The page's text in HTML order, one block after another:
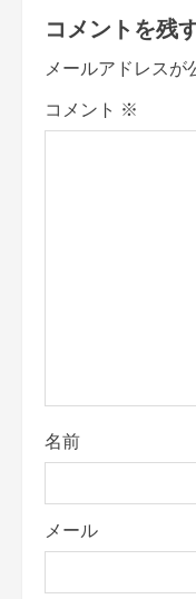
n
a
v
o
n
コメントを残
メールアドレスが
コメント ※
名前
メール